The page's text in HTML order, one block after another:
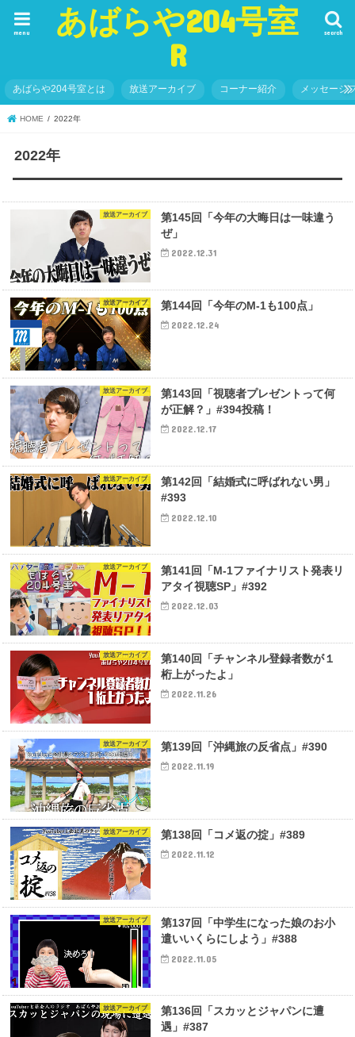
あばらや204号室
R
search
menu
あばらや204号室とは 放送アーカイブ コーナー紹介 メッセージ
HOME 2022年
2022年
放送アーカイブ
第145回「今年の大晦日は一味違う
ぜ」
2022.12.31
放送アーカイブ 第144回「今年のM-1も100点」
2022.12.24
放送アーカイブ
第143回「視聴者プレゼントって何
が正解？」#394投稿！
2022.12.17
放送アーカイブ
第142回「結婚式に呼ばれない男」
#393
2022.12.10
放送アーカイブ
第141回「M-1ファイナリスト発表リ
アタイ視聴SP」#392
2022.12.03
放送アーカイブ
第140回「チャンネル登録者数が１
桁上がったよ」
2022.11.26
放送アーカイブ 第139回「沖縄旅の反省点」#390
2022.11.19
放送アーカイブ 第138回「コメ返の掟」#389
2022.11.12
放送アーカイブ
第137回「中学生になった娘のお小
遣いいくらにしよう」#388
2022.11.05
放送アーカイブ
第136回「スカッとジャパンに遭
遇」#387